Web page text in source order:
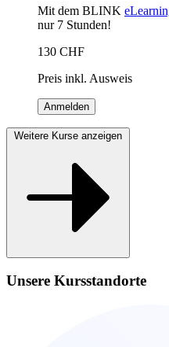
Mit dem BLINK
nur 7 Stunden!
130 CHF
Preis inkl. Ausweis
Anmelden
Weitere Kurse anzeigen
Unsere Kursstandorte